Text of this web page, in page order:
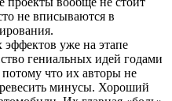
не вписываются в
уже на этапе
гениальных идей годами
что их авторы не
минусы. Хороший